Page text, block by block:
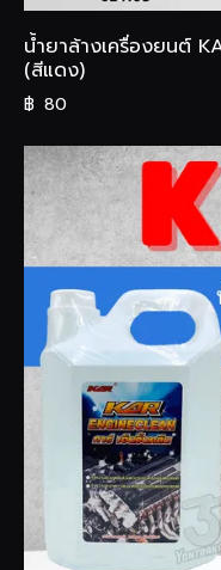
น้ำยาล้างเครื่องยนต์
(สีแดง)
฿ 80